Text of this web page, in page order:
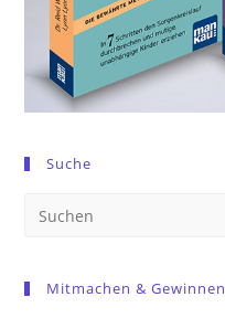
Suche
Mitmachen & Gewinnen